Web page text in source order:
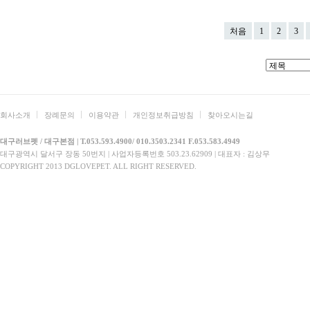
처음 1 2 3
회사소개 장례문의 이용약관 개인정보취급방침 찾아오시는길
대구러브펫 / 대구본점 | T.053.593.4900/ 010.3503.2341 F.053.583.4949
대구광역시 달서구 장동 50번지 | 사업자등록번호 503.23.62909 | 대표자 : 김상무
COPYRIGHT 2013 DGLOVEPET. ALL RIGHT RESERVED.